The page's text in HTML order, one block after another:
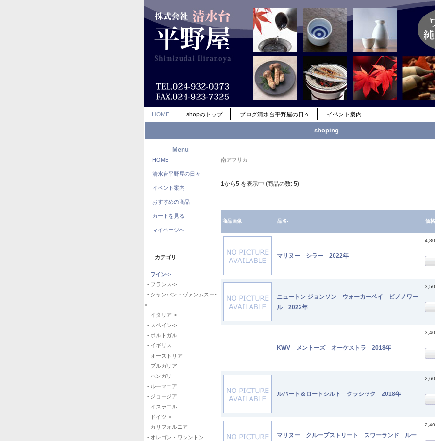
HOME shopのトップ ブログ清水台平野屋の日々 イベント案内
shoping
Menu
HOME
清水台平野屋の日々
イベント案内
おすすめの商品
カートを見る
マイページへ
カテゴリ
ワイン->
- フランス->
- シャンパン・ヴァンムスー-
>
- イタリア->
- スペイン->
- ポルトガル
- イギリス
- オーストリア
- ブルガリア
- ハンガリー
- ルーマニア
- ジョージア
- イスラエル
- ドイツ->
- カリフォルニア
- オレゴン・ワシントン
南アフリカ
1から5 を表示中 (商品の数: 5)
商品画像 品名- 価格
マリヌー シラー 2022年
ニュートン ジョンソン ウォーカーベイ ピノノワー
ル 2022年
KWV メントーズ オーケストラ 2018年
ルバート＆ロートシルト クラシック 2018年
マリヌー クループストリート スワーランド ルー